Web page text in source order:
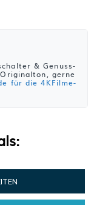
& Genuss-
gerne
für die 4KFilme-